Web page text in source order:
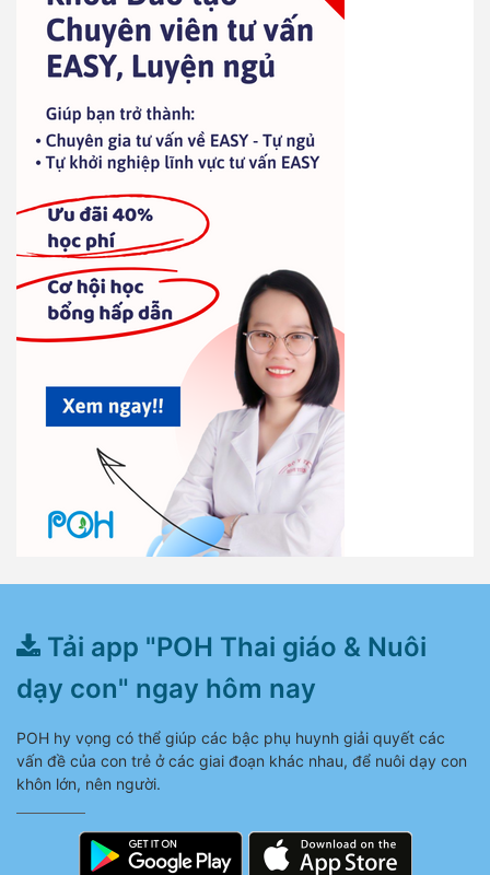
Tải app "POH Thai giáo & Nuôi
dạy con" ngay hôm nay
POH hy vọng có thể giúp các bậc phụ huynh giải quyết các
vấn đề của con trẻ ở các giai đoạn khác nhau, để nuôi dạy con
khôn lớn, nên người.